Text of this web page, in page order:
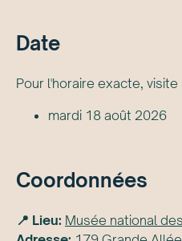
Date
Pour l'horaire exacte, visite
mardi 18 août 2026
Coordonnées
📍 Lieu: Musée national